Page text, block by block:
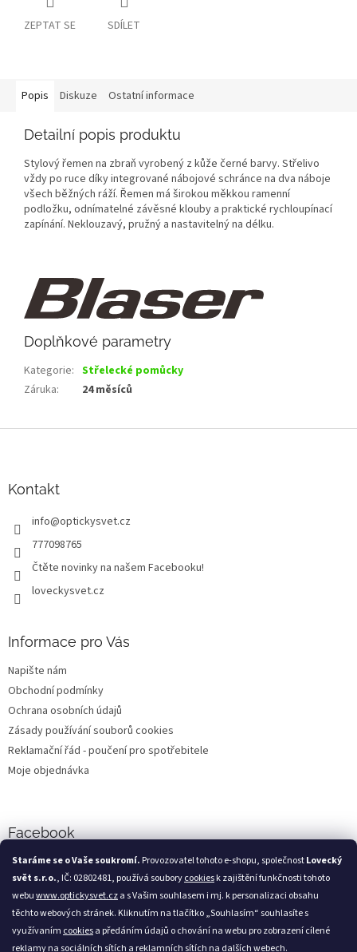
Staráme se o Vaše soukromí. Provozovatel tohoto e-shopu, společnostLovecký
svět s.r.o., IČ: 02802481, používá souborycookiesk zajištění funkčnosti tohoto
webuwww.optickysvet.cza s Vašim souhlasem i mj. k personalizaci obsahu
těchto webových stránek. Kliknutím na tlačítko „Souhlasím“ souhlasíte s
využívaním cookiesa předáním údajů o chování na webu pro zobrazení cílené
reklamy na sociálních sítích a reklamních sítích na dalších webech.
ZEPTAT SE SDÍLET
Popis Diskuze Ostatní informace
Detailní popis produktu
Stylový řemen na zbraň vyrobený z kůže černé barvy. Střelivo
vždy po ruce díky integrované nábojové schránce na dva náboje
všech běžných ráží. Řemen má širokou měkkou ramenní
podložku, odnímatelné závěsné klouby a praktické rychloupínací
zapínání. Neklouzavý, pružný a nastavitelný na délku.
Doplňkové parametry
Kategorie: Střelecké pomůcky
Záruka: 24 měsíců
Kontakt
info@optickysvet.cz
777098765
Čtěte novinky na našem Facebooku!
loveckysvet.cz
Informace pro Vás
Napište nám
Obchodní podmínky
Ochrana osobních údajů
Zásady používání souborů cookies
Reklamační řád - poučení pro spotřebitele
Moje objednávka
Facebook
Loveckýsvět.cz